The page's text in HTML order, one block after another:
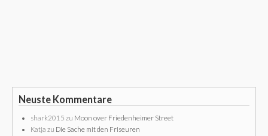
Neuste Kommentare
shark2015 zu Moon over Friedenheimer Street
Katja zu Die Sache mit den Friseuren